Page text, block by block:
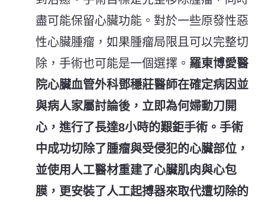
盡可能保留心臟功能。對於一些原發性惡
性心臟腫瘤，如果腫瘤局限且可以完整切
除，手術也可能是一個選擇。 羅東博愛醫
院心臟血管外科鄧穩莊醫師在確定病因並
與病人家屬討論後，立即為何婦動刀開
心，進行了長達8小時的艱鉅手術。手術
中成功切除了腫瘤與受侵犯的心臟部位，
並使用人工醫材重建了心臟肌肉與心包
膜，更安裝了人工起搏器來取代遭切除的